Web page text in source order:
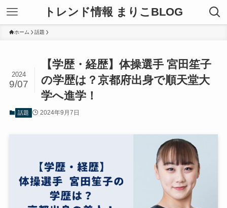
トレンド情報 まりこBLOG
ホーム 話題
【学歴・経歴】体操選手 宮田笙子
の学歴は？京都府出身で順天堂大
学へ進学！
2024
9/07
話題 2024年9月7日